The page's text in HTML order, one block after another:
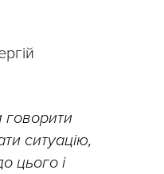
говорити
ситуацію,
цього і